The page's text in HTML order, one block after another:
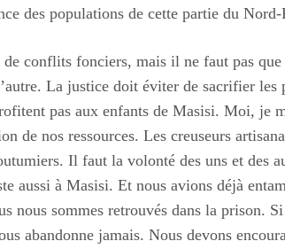
des populations de cette partie du
conflits fonciers, mais il ne faut pas
La justice doit éviter de sacrifier les
pas aux enfants de Masisi. Moi, je
de nos ressources. Les creuseurs
Il faut la volonté des uns et des
aussi à Masisi. Et nous avions déjà
nous sommes retrouvés dans la prison.
abandonne jamais. Nous devons